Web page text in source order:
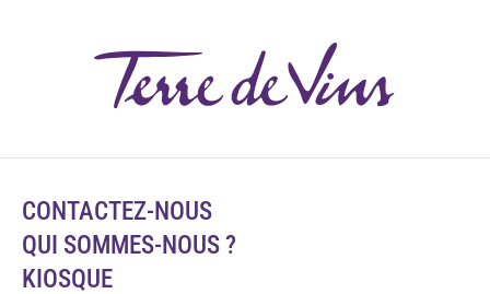
CONTACTEZ-NOUS
QUI SOMMES-NOUS ?
KIOSQUE